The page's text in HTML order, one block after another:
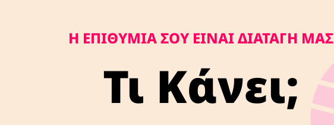
Η ΕΠΙΘΥΜΙΑ ΣΟΥ ΕΙΝΑΙ ΔΙΑΤΑΓΗ ΜΑΣ
Τι Κάνει;